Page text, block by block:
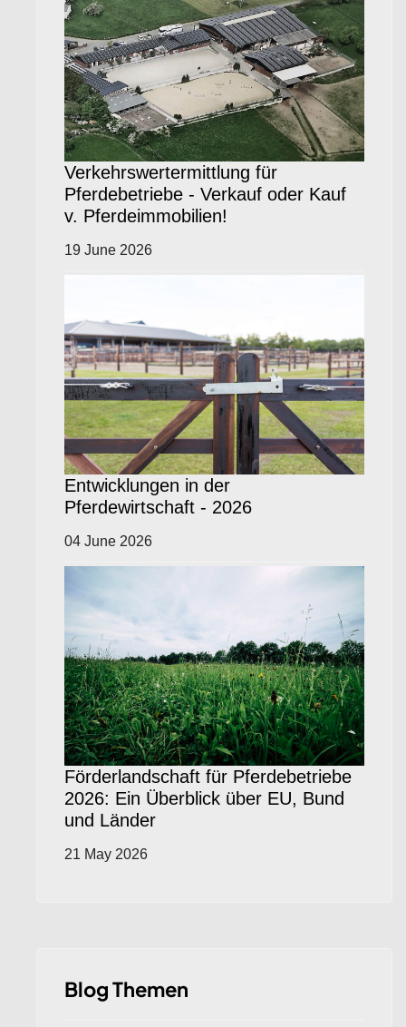
Verkehrswertermittlung für
Pferdebetriebe - Verkauf oder Kauf
v. Pferdeimmobilien!
19 June 2026
Entwicklungen in der
Pferdewirtschaft - 2026
04 June 2026
Förderlandschaft für Pferdebetriebe
2026: Ein Überblick über EU, Bund
und Länder
21 May 2026
Blog Themen